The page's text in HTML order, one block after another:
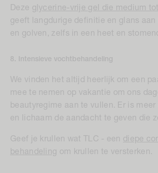
Deze glycerine-vrije gel die medium
geeft langdurige definitie en glans aan
en golven, zelfs in een heet en
8. Intensieve vochtbehandeling
We vinden het altijd heerlijk om een
mee te nemen op vakantie om ons
beautyregime aan te vullen. Er is
en lichaam de aandacht te geven die
Geef je krullen wat TLC - een diepe
behandeling om krullen te versterken.